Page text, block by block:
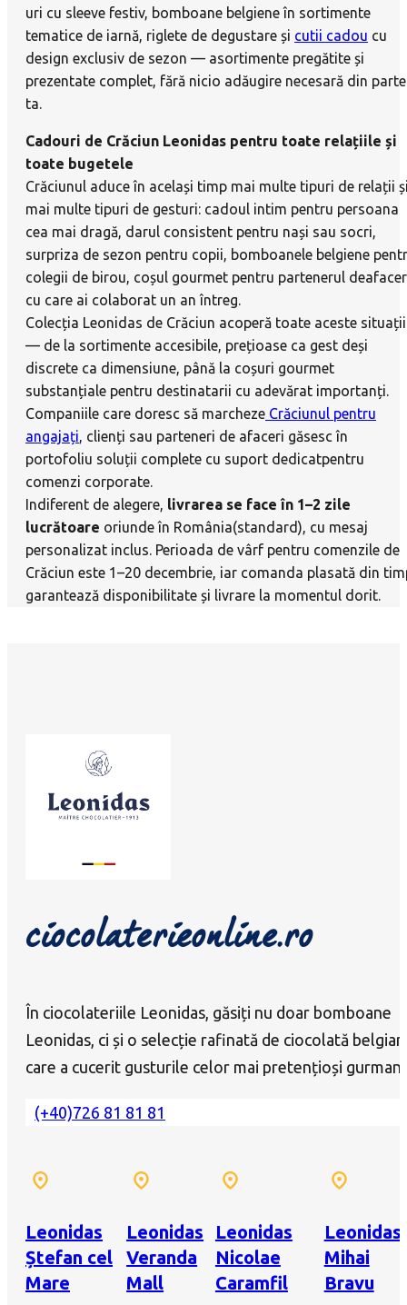
uri cu sleeve festiv, bomboane belgiene în sortimente
tematice de iarnă, riglete de degustare și cutii cadou cu
design exclusiv de sezon — asortimente pregătite și
prezentate complet, fără nicio adăugire necesară din
ta.
Cadouri de Crăciun Leonidas pentru toate relațiile și
toate bugetele
Crăciunul aduce în același timp mai multe tipuri de relații
mai multe tipuri de gesturi: cadoul intim pentru persoana
cea mai dragă, darul consistent pentru nași sau socri,
surpriza de sezon pentru copii, bomboanele belgiene
colegii de birou, coșul gourmet pentru partenerul
cu care ai colaborat un an întreg.
Colecția Leonidas de Crăciun acoperă toate aceste situații
— de la sortimente accesibile, prețioase ca gest deși
discrete ca dimensiune, până la coșuri gourmet
substanțiale pentru destinatarii cu adevărat importanți.
Companiile care doresc să marcheze Crăciunul pentru
angajați, clienți sau parteneri de afaceri găsesc în
portofoliu soluții complete cu suport dedicatpentru
comenzi corporate.
Indiferent de alegere, livrarea se face în 1–2 zile
lucrătoare oriunde în România(standard), cu mesaj
personalizat inclus. Perioada de vârf pentru comenzile de
Crăciun este 1–20 decembrie, iar comanda plasată din
garantează disponibilitate și livrare la momentul dorit.
ciocolaterieonline.ro
În ciocolateriile Leonidas, găsiți nu doar bomboane
Leonidas, ci și o selecție rafinată de ciocolată
care a cucerit gusturile celor mai pretențioși
(+40)726 81 81 81
Leonidas
Ștefan cel
Mare
Leonidas
Veranda
Mall
Leonidas
Nicolae
Caramfil
Leonidas
Mihai
Bravu